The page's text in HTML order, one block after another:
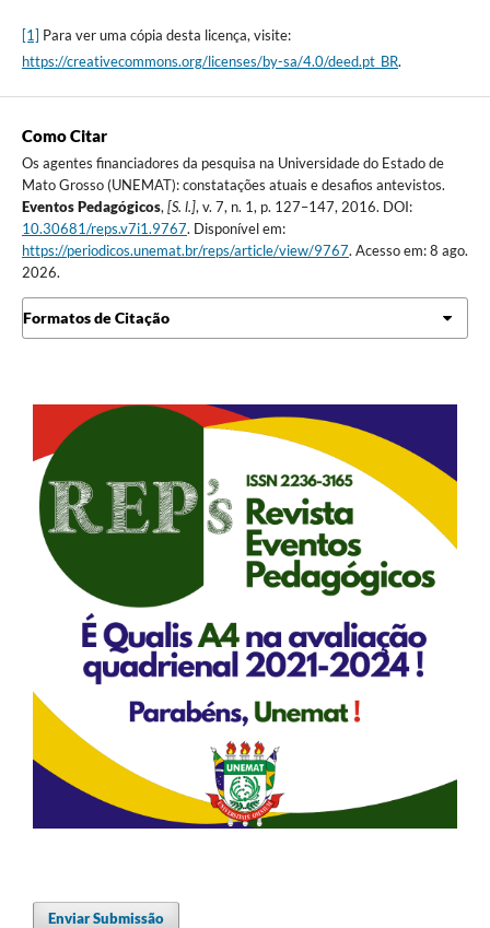
[1] Para ver uma cópia desta licença, visite:
https://creativecommons.org/licenses/by-sa/4.0/deed.pt_BR.
Como Citar
Os agentes financiadores da pesquisa na Universidade do Estado de
Mato Grosso (UNEMAT): constatações atuais e desafios antevistos.
Eventos Pedagógicos, [S. l.], v. 7, n. 1, p. 127–147, 2016. DOI:
10.30681/reps.v7i1.9767. Disponível em:
https://periodicos.unemat.br/reps/article/view/9767. Acesso em: 8 ago.
2026.
Formatos de Citação
Enviar Submissão